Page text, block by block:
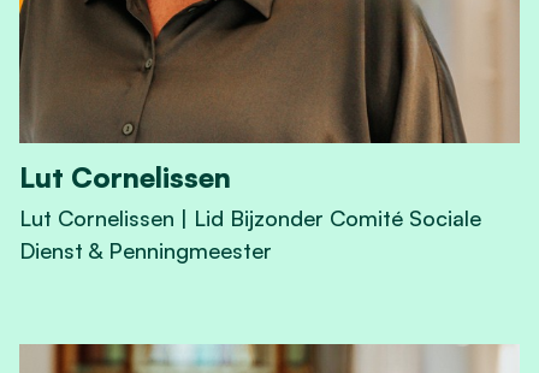
Lut Cornelissen
Lut Cornelissen | Lid Bijzonder Comité Sociale
Dienst & Penningmeester